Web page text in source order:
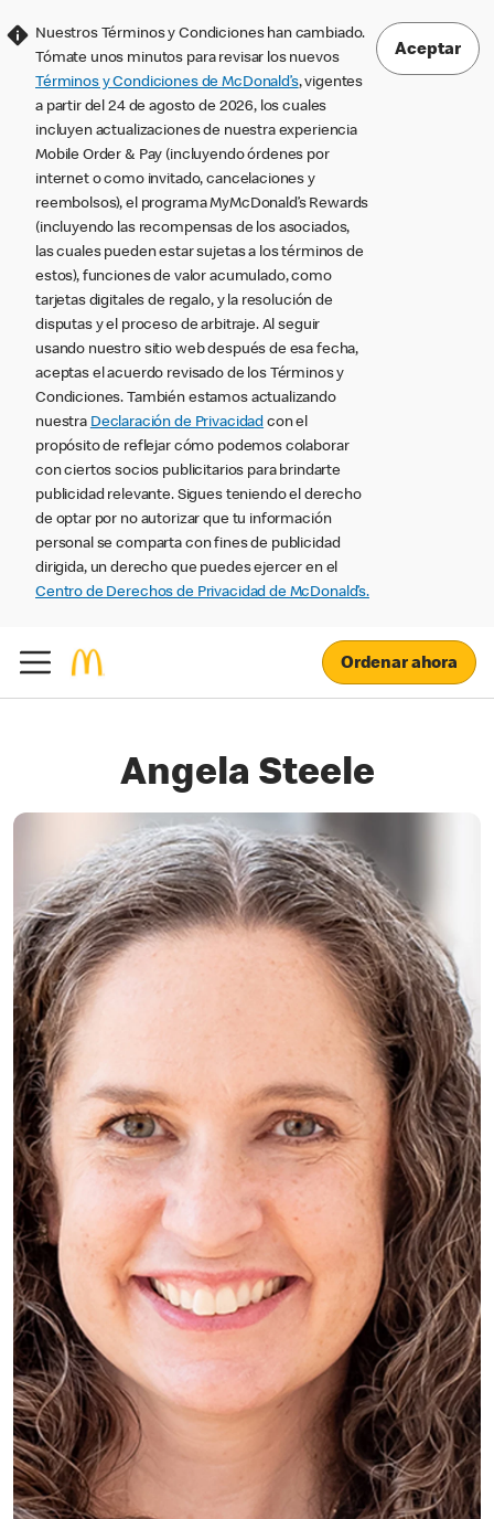
Nuestros Términos y Condiciones han cambiado.
Tómate unos minutos para revisar los nuevos
Términos y Condiciones de McDonald’s, vigentes
a partir del 24 de agosto de 2026, los cuales
incluyen actualizaciones de nuestra experiencia
Mobile Order & Pay (incluyendo órdenes por
internet o como invitado, cancelaciones y
reembolsos), el programa MyMcDonald’s Rewards
(incluyendo las recompensas de los asociados,
las cuales pueden estar sujetas a los términos de
estos), funciones de valor acumulado, como
tarjetas digitales de regalo, y la resolución de
disputas y el proceso de arbitraje. Al seguir
usando nuestro sitio web después de esa fecha,
aceptas el acuerdo revisado de los Términos y
Condiciones. También estamos actualizando
nuestra Declaración de Privacidad con el
propósito de reflejar cómo podemos colaborar
con ciertos socios publicitarios para brindarte
publicidad relevante. Sigues teniendo el derecho
de optar por no autorizar que tu información
personal se comparta con fines de publicidad
dirigida, un derecho que puedes ejercer en el
Centro de Derechos de Privacidad de McDonald’s.
Aceptar
Ordenar ahora
Angela Steele